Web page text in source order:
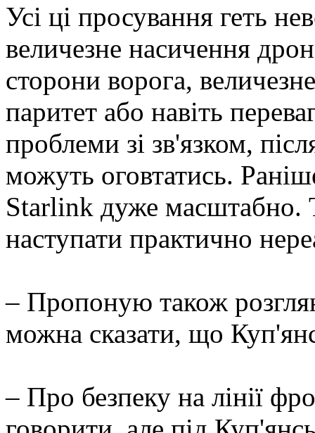
Усі ці просування геть
величезне насичення
сторони ворога,
паритет або навіть
проблеми зі зв'язком,
можуть оговтатись.
Starlink дуже масштабно.
наступати практично
– Пропоную також
можна сказати, що
– Про безпеку на лінії